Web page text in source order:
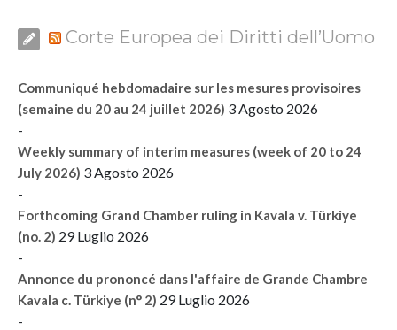
Corte Europea dei Diritti dell’Uomo
Communiqué hebdomadaire sur les mesures provisoires
(semaine du 20 au 24 juillet 2026) 3 Agosto 2026
-
Weekly summary of interim measures (week of 20 to 24
July 2026) 3 Agosto 2026
-
Forthcoming Grand Chamber ruling in Kavala v. Türkiye
(no. 2) 29 Luglio 2026
-
Annonce du prononcé dans l'affaire de Grande Chambre
Kavala c. Türkiye (n° 2) 29 Luglio 2026
-